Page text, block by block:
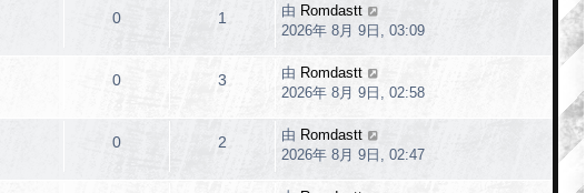
0 1 由 Romdastt
2026年 8月 9日, 03:09
0 3 由 Romdastt
2026年 8月 9日, 02:58
0 2 由 Romdastt
2026年 8月 9日, 02:47